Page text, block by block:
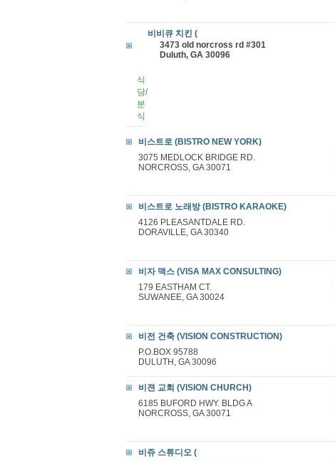
비비큐 치킨 (
3473 old norcross rd #301
Duluth, GA 30096
식
당/
분
식
비스트로 (BISTRO NEW YORK)
3075 MEDLOCK BRIDGE RD.
NORCROSS, GA 30071
비스트로 노래방 (BISTRO KARAOKE)
4126 PLEASANTDALE RD.
DORAVILLE, GA 30340
비자 맥스 (VISA MAX CONSULTING)
179 EASTHAM CT.
SUWANEE, GA 30024
비전 건축 (VISION CONSTRUCTION)
P.O.BOX 95788
DULUTH, GA 30096
비젼 교회 (VISION CHURCH)
6185 BUFORD HWY. BLDG A
NORCROSS, GA 30071
비쥬 스튜디오 (